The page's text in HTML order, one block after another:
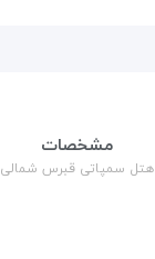
مشخصات
هتل سمپاتی قبرس شمالی